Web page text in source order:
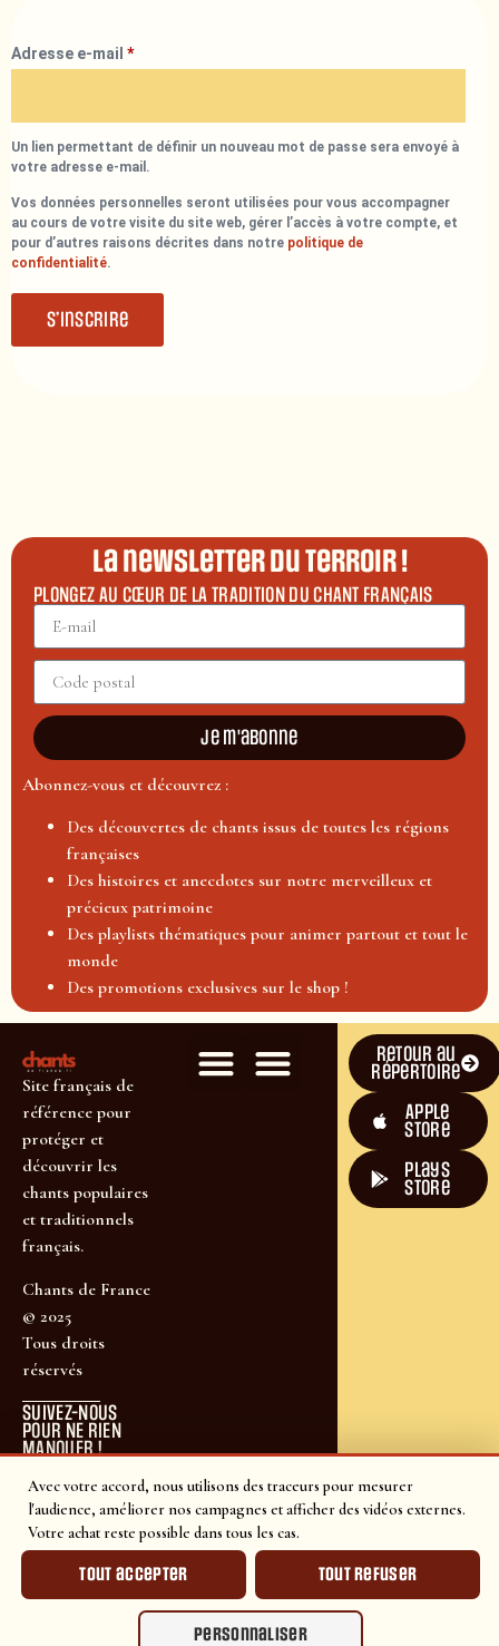
Avec votre accord, nous utilisons des traceurs pour mesurer
l'audience, améliorer nos campagnes et afficher des vidéos externes.
Votre achat reste possible dans tous les cas.
Tout accepter Tout refuser
Personnaliser
Adresse e-mail *
Un lien permettant de définir un nouveau mot de passe sera envoyé à
votre adresse e-mail.
Vos données personnelles seront utilisées pour vous accompagner
au cours de votre visite du site web, gérer l’accès à votre compte, et
pour d’autres raisons décrites dans notre politique de
confidentialité.
S’inscrire
La newsletter du terroir !
PLONGEZ AU CŒUR DE LA TRADITION DU CHANT FRANÇAIS
Je m'abonne
Abonnez-vous et découvrez :
Des découvertes de chants issus de toutes les régions
françaises
Des histoires et anecdotes sur notre merveilleux et
précieux patrimoine
Des playlists thématiques pour animer partout et tout le
monde
Des promotions exclusives sur le shop !
Site français de
référence pour
protéger et
découvrir les
chants populaires
et traditionnels
français.
Chants de France
© 2025
Tous droits
réservés
SUIVEZ-NOUS
POUR NE RIEN
MANQUER !
Retour au
répertoire
Apple
Store
plays
store